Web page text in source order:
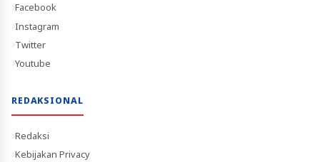
Facebook
Instagram
Twitter
Youtube
REDAKSIONAL
Redaksi
Kebijakan Privacy